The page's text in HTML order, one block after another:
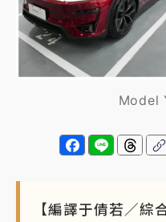
38度
周末精選｜ 慈濟遭詐10
面手法 郭台銘、蔡英文
本周爆款短影音｜ 柯文
周末精選｜
跨境網購族
要3件事
Model
【編譯于倩若／綜